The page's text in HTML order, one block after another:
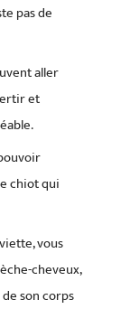
pas de
aller
et
chiot qui
vous
cheveux,
son corps